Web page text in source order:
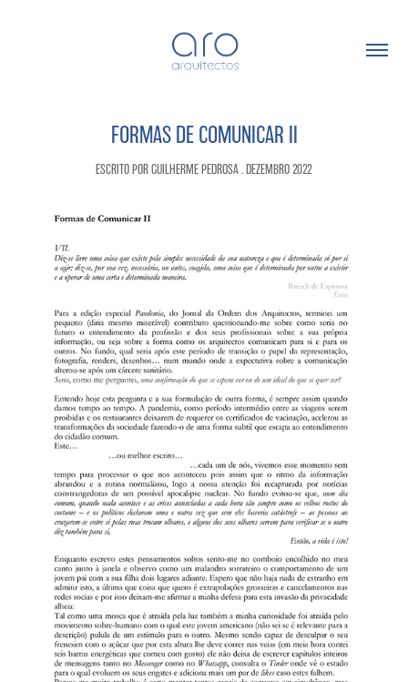
FORMAS DE COMUNICAR II
ESCRITO POR GUILHERME PEDROSA . DEZEMBRO 2022